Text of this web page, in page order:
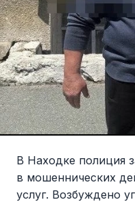
В Находке полиция
в мошеннических
услуг. Возбуждено